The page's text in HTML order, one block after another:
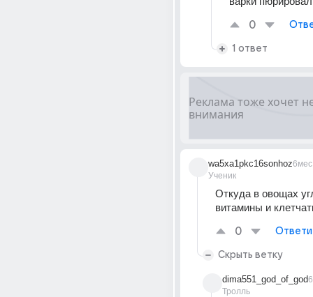
0
1 ответ
wa5xa1pkc16sonhoz
Ученик
6мес
Откуда в овощах
витамины и
0
Скрыть ветку
dima551_god_of_god
Тролль